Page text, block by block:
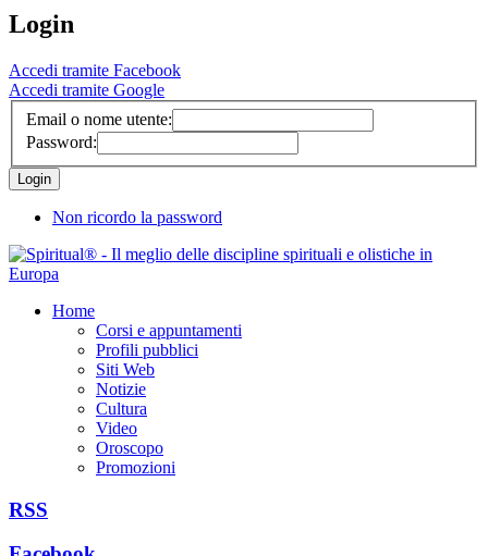
Login
Accedi tramite Facebook
Accedi tramite Google
Email o nome utente:
Password:
Non ricordo la password
Home
Corsi e appuntamenti
Profili pubblici
Siti Web
Notizie
Cultura
Video
Oroscopo
Promozioni
RSS